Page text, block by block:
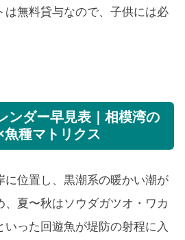
は無料貸与なので、子供には必
ンダー早見表｜相模湾の
種マトリクス
に位置し、黒潮系の暖かい潮が
、夏〜秋はソウダガツオ・ワカ
いった回遊魚が堤防の射程に入